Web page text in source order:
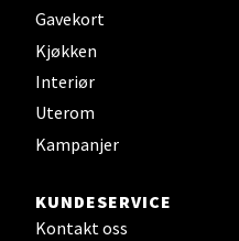
Gavekort
Kjøkken
Interiør
Uterom
Kampanjer
KUNDESERVICE
Kontakt oss
Oslo - Thon
Vitaminveien 7 - 9,
Åpent i dag 10-19